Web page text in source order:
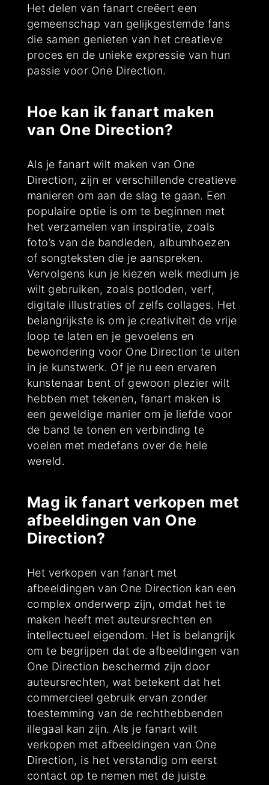
Het delen van fanart creëert een
gemeenschap van gelijkgestemde fans
die samen genieten van het creatieve
proces en de unieke expressie van hun
passie voor One Direction.
Hoe kan ik fanart maken
van One Direction?
Als je fanart wilt maken van One
Direction, zijn er verschillende creatieve
manieren om aan de slag te gaan. Een
populaire optie is om te beginnen met
het verzamelen van inspiratie, zoals
foto’s van de bandleden, albumhoezen
of songteksten die je aanspreken.
Vervolgens kun je kiezen welk medium je
wilt gebruiken, zoals potloden, verf,
digitale illustraties of zelfs collages. Het
belangrijkste is om je creativiteit de vrije
loop te laten en je gevoelens en
bewondering voor One Direction te uiten
in je kunstwerk. Of je nu een ervaren
kunstenaar bent of gewoon plezier wilt
hebben met tekenen, fanart maken is
een geweldige manier om je liefde voor
de band te tonen en verbinding te
voelen met medefans over de hele
wereld.
Mag ik fanart verkopen met
afbeeldingen van One
Direction?
Het verkopen van fanart met
afbeeldingen van One Direction kan een
complex onderwerp zijn, omdat het te
maken heeft met auteursrechten en
intellectueel eigendom. Het is belangrijk
om te begrijpen dat de afbeeldingen van
One Direction beschermd zijn door
auteursrechten, wat betekent dat het
commercieel gebruik ervan zonder
toestemming van de rechthebbenden
illegaal kan zijn. Als je fanart wilt
verkopen met afbeeldingen van One
Direction, is het verstandig om eerst
contact op te nemen met de juiste